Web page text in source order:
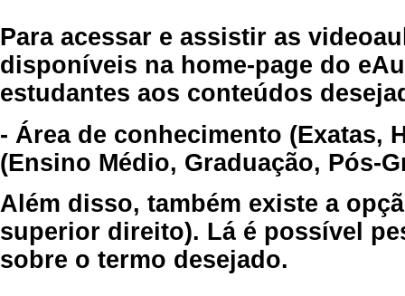
Para acessar e assistir as
disponíveis na home-page do
estudantes aos conteúdos
- Área de conhecimento (Exatas,
(Ensino Médio, Graduação, Pós-
Além disso, também existe a
superior direito). Lá é possível
sobre o termo desejado.